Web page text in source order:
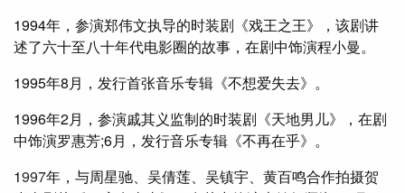
1994年，参演郑伟文执导的时装剧《戏王之王》，该剧讲
述了六十至八十年代电影圈的故事，在剧中饰演程小曼。
1995年8月，发行首张音乐专辑《不想爱失去》。
1996年2月，参演戚其义监制的时装剧《天地男儿》，在剧
中饰演罗惠芳;6月，发行音乐专辑《不再在乎》。
1997年，与周星驰、吴倩莲、吴镇宇、黄百鸣合作拍摄贺